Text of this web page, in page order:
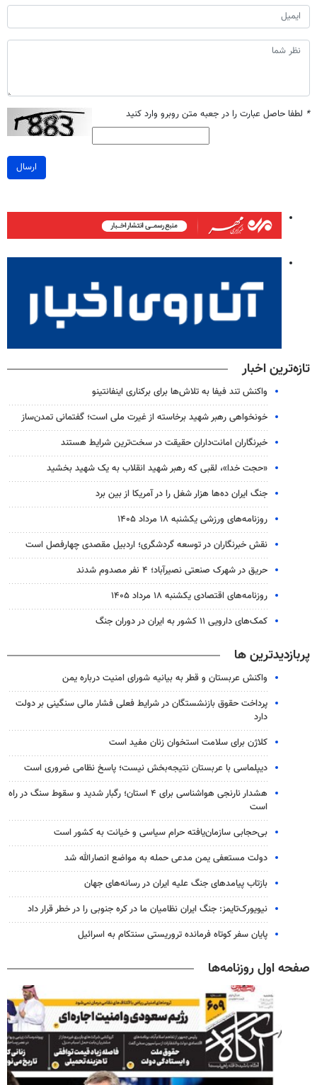
* لطفا حاصل عبارت را در جعبه متن روبرو وارد کنید
ارسال
تازه‌ترین اخبار
واکنش تند فیفا به تلاش‌ها برای برکناری اینفانتینو
خونخواهی رهبر شهید برخاسته از غیرت ملی است؛ گفتمانی تمدن‌ساز
خبرنگاران امانت‌داران حقیقت در سخت‌ترین شرایط هستند
«حجت خدا»، لقبی که رهبر شهید انقلاب به یک شهید بخشید
جنگ ایران ده‌ها هزار شغل را در آمریکا از بین برد
روزنامه‌های ورزشی یکشنبه ۱۸ مرداد ۱۴۰۵
نقش خبرنگاران در توسعه گردشگری؛ اردبیل مقصدی چهارفصل است
حریق در شهرک صنعتی نصیرآباد؛ ۴ نفر مصدوم شدند
روزنامه‌های اقتصادی یکشنبه ۱۸ مرداد ۱۴۰۵
کمک‌های دارویی ۱۱ کشور به ایران در دوران جنگ
پربازدیدترین ها
واکنش عربستان و قطر به بیانیه شورای امنیت درباره یمن
پرداخت حقوق بازنشستگان در شرایط فعلی فشار مالی سنگینی بر دولت
دارد
کلاژن برای سلامت استخوان زنان مفید است
دیپلماسی با عربستان نتیجه‌بخش نیست؛ پاسخ نظامی ضروری است
هشدار نارنجی هواشناسی برای ۴ استان؛ رگبار شدید و سقوط سنگ در راه
است
بی‌حجابی سازمان‌یافته حرام سیاسی و خیانت به کشور است
دولت مستعفی یمن مدعی حمله به مواضع انصارالله شد
بازتاب پیامدهای جنگ علیه ایران در رسانه‌های جهان
نیویورک‌تایمز: جنگ ایران نظامیان ما در کره جنوبی را در خطر قرار داد
پایان سفر کوتاه فرمانده تروریستی سنتکام به اسرائیل
صفحه اول روزنامه‌ها